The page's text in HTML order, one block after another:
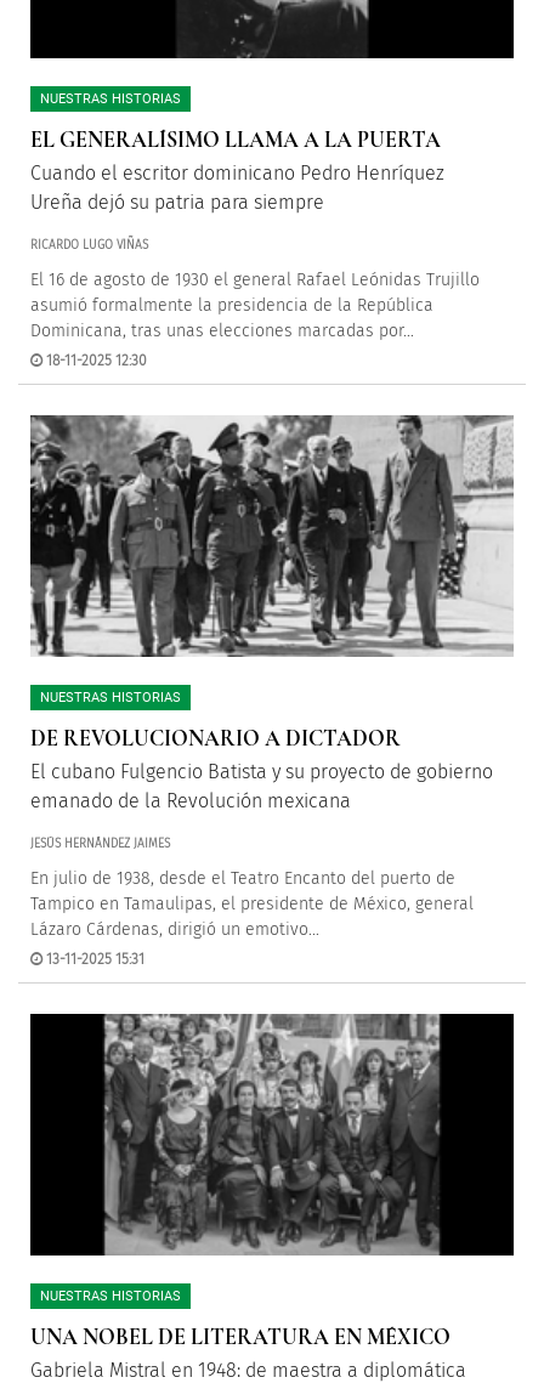
NUESTRAS HISTORIAS
EL GENERALÍSIMO LLAMA A LA PUERTA
Cuando el escritor dominicano Pedro Henríquez
Ureña dejó su patria para siempre
RICARDO LUGO VIÑAS
El 16 de agosto de 1930 el general Rafael Leónidas Trujillo
asumió formalmente la presidencia de la República
Dominicana, tras unas elecciones marcadas por...
18-11-2025 12:30
NUESTRAS HISTORIAS
DE REVOLUCIONARIO A DICTADOR
El cubano Fulgencio Batista y su proyecto de gobierno
emanado de la Revolución mexicana
JESÚS HERNÁNDEZ JAIMES
En julio de 1938, desde el Teatro Encanto del puerto de
Tampico en Tamaulipas, el presidente de México, general
Lázaro Cárdenas, dirigió un emotivo...
13-11-2025 15:31
NUESTRAS HISTORIAS
UNA NOBEL DE LITERATURA EN MÉXICO
Gabriela Mistral en 1948: de maestra a diplomática